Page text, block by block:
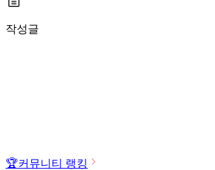
작성글
🏆커뮤니티 랭킹